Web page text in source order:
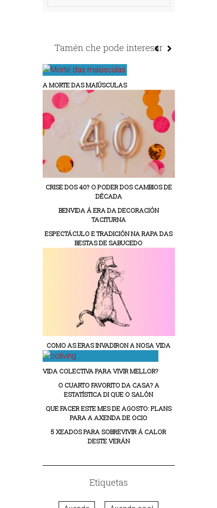
Tamén che pode interesar
A MORTE DAS MAIÚSCULAS
CRISE DOS 40? O PODER DOS CAMBIOS DE
DÉCADA
BENVIDA Á ERA DA DECORACIÓN
TACITURNA
ESPECTÁCULO E TRADICIÓN NA RAPA DAS
BESTAS DE SABUCEDO
COMO AS ERAS INVADIRON A NOSA VIDA
VIDA COLECTIVA PARA VIVIR MELLOR?
O CUARTO FAVORITO DA CASA? A
ESTATÍSTICA DI QUE O SALÓN
QUE FACER ESTE MES DE AGOSTO: PLANS
PARA A AXENDA DE OCIO
5 XEADOS PARA SOBREVIVIR Á CALOR
DESTE VERÁN
Etiquetas